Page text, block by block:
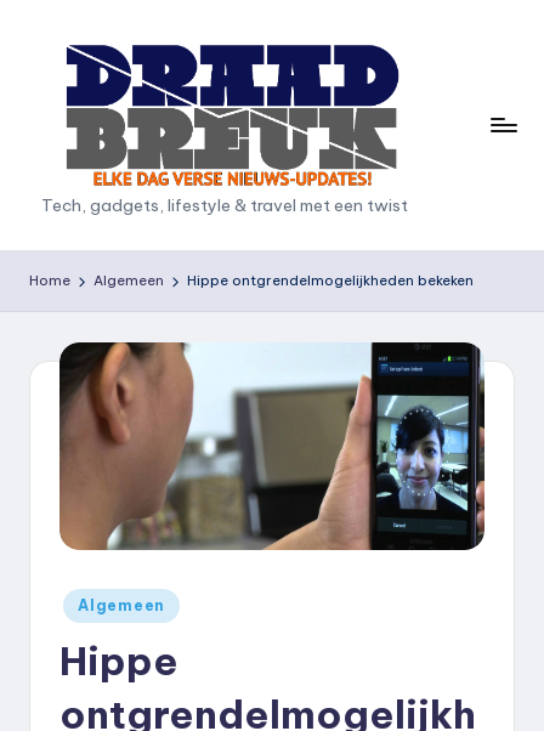
D
r
a
d
b
Tech, gadgets, lifestyle & travel met een twist
Home Algemeen Hippe ontgrendelmogelijkheden bekeken
Geplaatst
in
Algemeen
Hippe
ontgrendelmogelijkh